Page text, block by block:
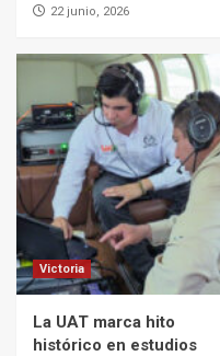
22 junio, 2026
Victoria
La UAT marca hito
histórico en estudios